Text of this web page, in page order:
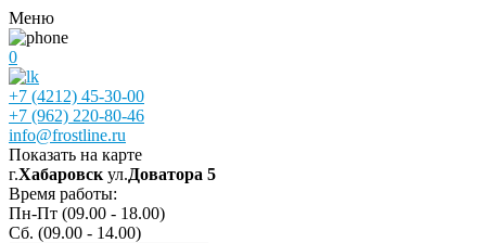
Меню
0
+7 (4212) 45-30-00
+7 (962) 220-80-46
info@frostline.ru
Показать на карте
г.Хабаровск ул.Доватора 5
Время работы:
Пн-Пт (09.00 - 18.00)
Сб. (09.00 - 14.00)